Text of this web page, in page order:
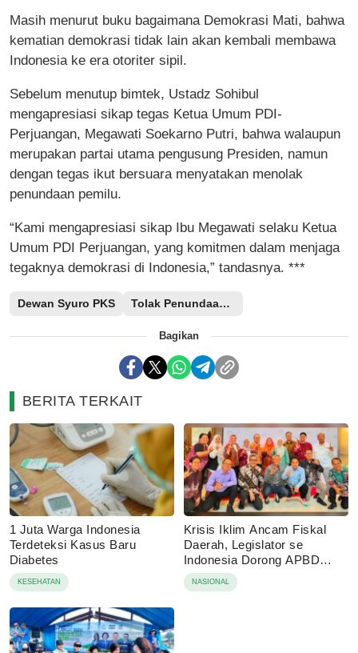
Masih menurut buku bagaimana Demokrasi Mati, bahwa
kematian demokrasi tidak lain akan kembali membawa
Indonesia ke era otoriter sipil.
Sebelum menutup bimtek, Ustadz Sohibul
mengapresiasi sikap tegas Ketua Umum PDI-
Perjuangan, Megawati Soekarno Putri, bahwa walaupun
merupakan partai utama pengusung Presiden, namun
dengan tegas ikut bersuara menyatakan menolak
penundaan pemilu.
“Kami mengapresiasi sikap Ibu Megawati selaku Ketua
Umum PDI Perjuangan, yang komitmen dalam menjaga
tegaknya demokrasi di Indonesia,” tandasnya. ***
Dewan Syuro PKS Tolak Penundaan Pemilu
Bagikan
BERITA TERKAIT
1 Juta Warga Indonesia
Terdeteksi Kasus Baru
Diabetes
KESEHATAN
Krisis Iklim Ancam Fiskal
Daerah, Legislator se
Indonesia Dorong APBD
Berbasis Ketahanan
Lingkungan
NASIONAL